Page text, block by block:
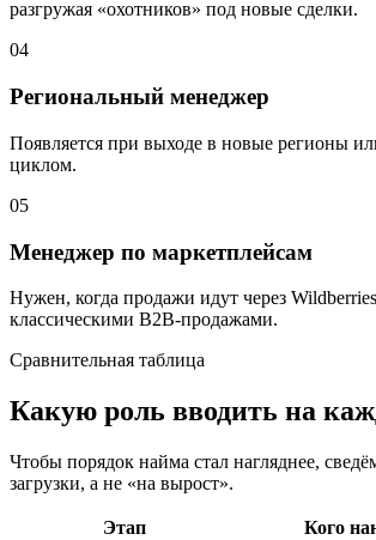
разгружая «охотников» под новые сделки.
04
Региональный менеджер
Появляется при выходе в новые регионы
циклом.
05
Менеджер по маркетплейсам
Нужен, когда продажи идут через
классическими B2B-продажами.
Сравнительная таблица
Какую роль вводить на
Чтобы порядок найма стал нагляднее,
загрузки, а не «на вырост».
Этап Кого